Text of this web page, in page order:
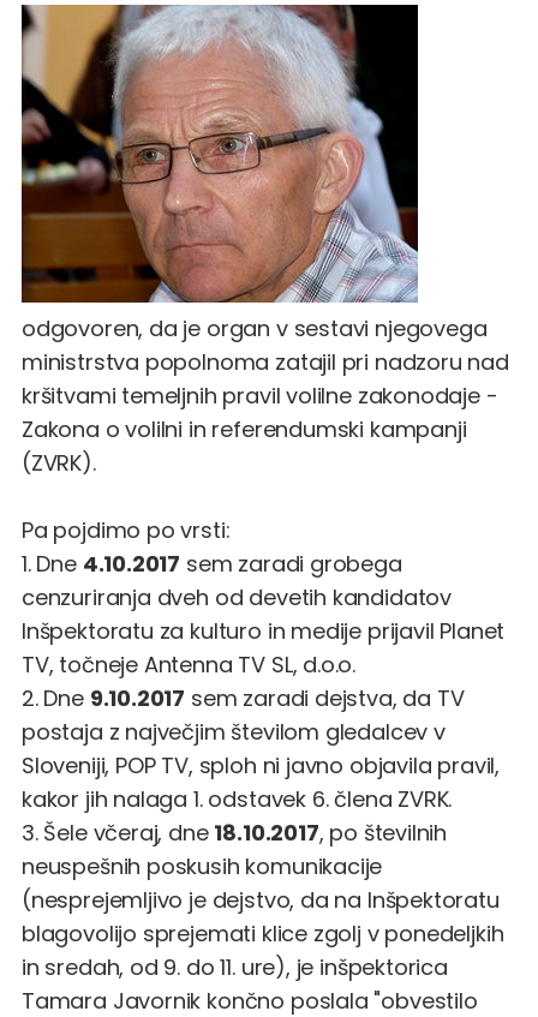
odgovoren, da je organ v sestavi njegovega
ministrstva popolnoma zatajil pri nadzoru nad
kršitvami temeljnih pravil volilne zakonodaje -
Zakona o volilni in referendumski kampanji
(ZVRK).
Pa pojdimo po vrsti:
1. Dne 4.10.2017 sem zaradi grobega
cenzuriranja dveh od devetih kandidatov
Inšpektoratu za kulturo in medije prijavil Planet
TV, točneje Antenna TV SL, d.o.o.
2. Dne 9.10.2017 sem zaradi dejstva, da TV
postaja z največjim številom gledalcev v
Sloveniji, POP TV, sploh ni javno objavila pravil,
kakor jih nalaga 1. odstavek 6. člena ZVRK.
3. Šele včeraj, dne 18.10.2017, po številnih
neuspešnih poskusih komunikacije
(nesprejemljivo je dejstvo, da na Inšpektoratu
blagovolijo sprejemati klice zgolj v ponedeljkih
in sredah, od 9. do 11. ure), je inšpektorica
Tamara Javornik končno poslala "obvestilo